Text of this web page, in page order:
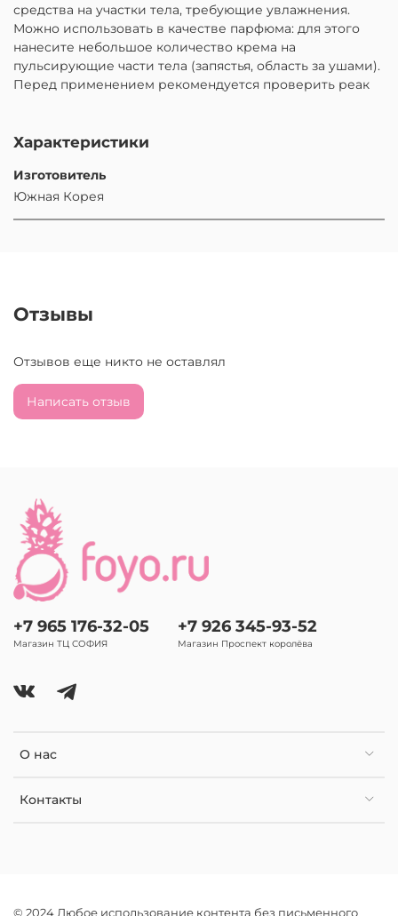
средства на участки тела, требующие увлажнения.
Можно использовать в качестве парфюма: для этого
нанесите небольшое количество крема на
пульсирующие части тела (запястья, область за ушами).
Перед применением рекомендуется проверить реак
Характеристики
Изготовитель
Южная Корея
Отзывы
Отзывов еще никто не оставлял
Написать отзыв
О нас
Контакты
+7 965 176-32-05
Магазин ТЦ СОФИЯ
+7 926 345-93-52
Магазин Проспект королёва
© 2024 Любое использование контента без письменного